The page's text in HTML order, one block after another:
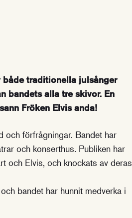
både traditionella julsånger
bandets alla tre skivor. En
Fröken Elvis anda!
och förfrågningar. Bandet har
och konserthus. Publiken har
och Elvis, och knockats av deras
bandet har hunnit medverka i